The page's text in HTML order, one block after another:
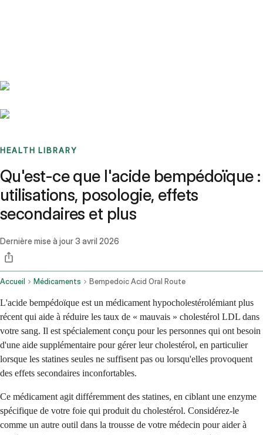
HEALTH LIBRARY
Qu'est-ce que l'acide bempédoïque :
utilisations, posologie, effets
secondaires et plus
Dernière mise à jour3 avril 2026
Accueil Médicaments Bempedoic Acid Oral Route
L'acide bempédoïque est un médicament hypocholestérolémiant plus
récent qui aide à réduire les taux de « mauvais » cholestérol LDL dans
votre sang. Il est spécialement conçu pour les personnes qui ont besoin
d'une aide supplémentaire pour gérer leur cholestérol, en particulier
lorsque les statines seules ne suffisent pas ou lorsqu'elles provoquent
des effets secondaires inconfortables.
Ce médicament agit différemment des statines, en ciblant une enzyme
spécifique de votre foie qui produit du cholestérol. Considérez-le
comme un autre outil dans la trousse de votre médecin pour aider à